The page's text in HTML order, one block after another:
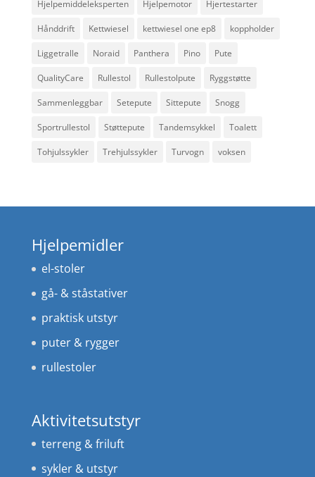
Hjelpemiddeleksperten Hjelpemotor Hjertestarter
Hånddrift Kettwiesel kettwiesel one ep8 koppholder
Liggetralle Noraid Panthera Pino Pute
QualityCare Rullestol Rullestolpute Ryggstøtte
Sammenleggbar Setepute Sittepute Snogg
Sportrullestol Støttepute Tandemsykkel Toalett
Tohjulssykler Trehjulssykler Turvogn voksen
Hjelpemidler
el-stoler
gå- & ståstativer
praktisk utstyr
puter & rygger
rullestoler
Aktivitetsutstyr
terreng & friluft
sykler & utstyr